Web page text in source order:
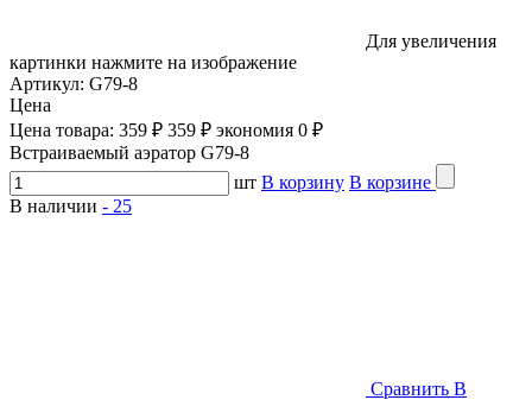
Для увеличения
картинки нажмите на изображение
Артикул: G79-8
Цена
Цена товара: 359 ₽ 359 ₽ экономия 0 ₽
Встраиваемый аэратор G79-8
шт В корзину В корзине
В наличии - 25
Сравнить В